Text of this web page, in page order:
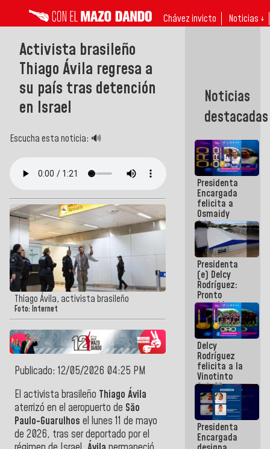
Chávez invicto Noticias ↓
Activista brasileño
Thiago Ávila regresa a
su país tras detención
en Israel
Escucha esta noticia: 🔊
Thiago Ávila, activista brasileño
Foto: Internet
Publicado: 12/05/2026 04:25 PM
El activista brasileño Thiago Ávila
aterrizó en el aeropuerto de São
Paulo-Guarulhos el lunes 11 de mayo
de 2026, tras ser deportado por el
Noticias
destacadas
Presidenta
Encargada
felicita a
Osmaidy
Arias y
Giraly
Marcano por
hacer
historia en
los
Centroamericanos
Presidenta
(e) Delcy
Rodríguez:
Pronto
restableceremos
las
operaciones
en el
Aeropuerto
Internacional
de
Maiquetía
Delcy
Rodríguez
felicita a la
Vinotinto
Sub 20
campeona
frente
México Sub
23 en los
Centroamericanos
Presidenta
Encargada